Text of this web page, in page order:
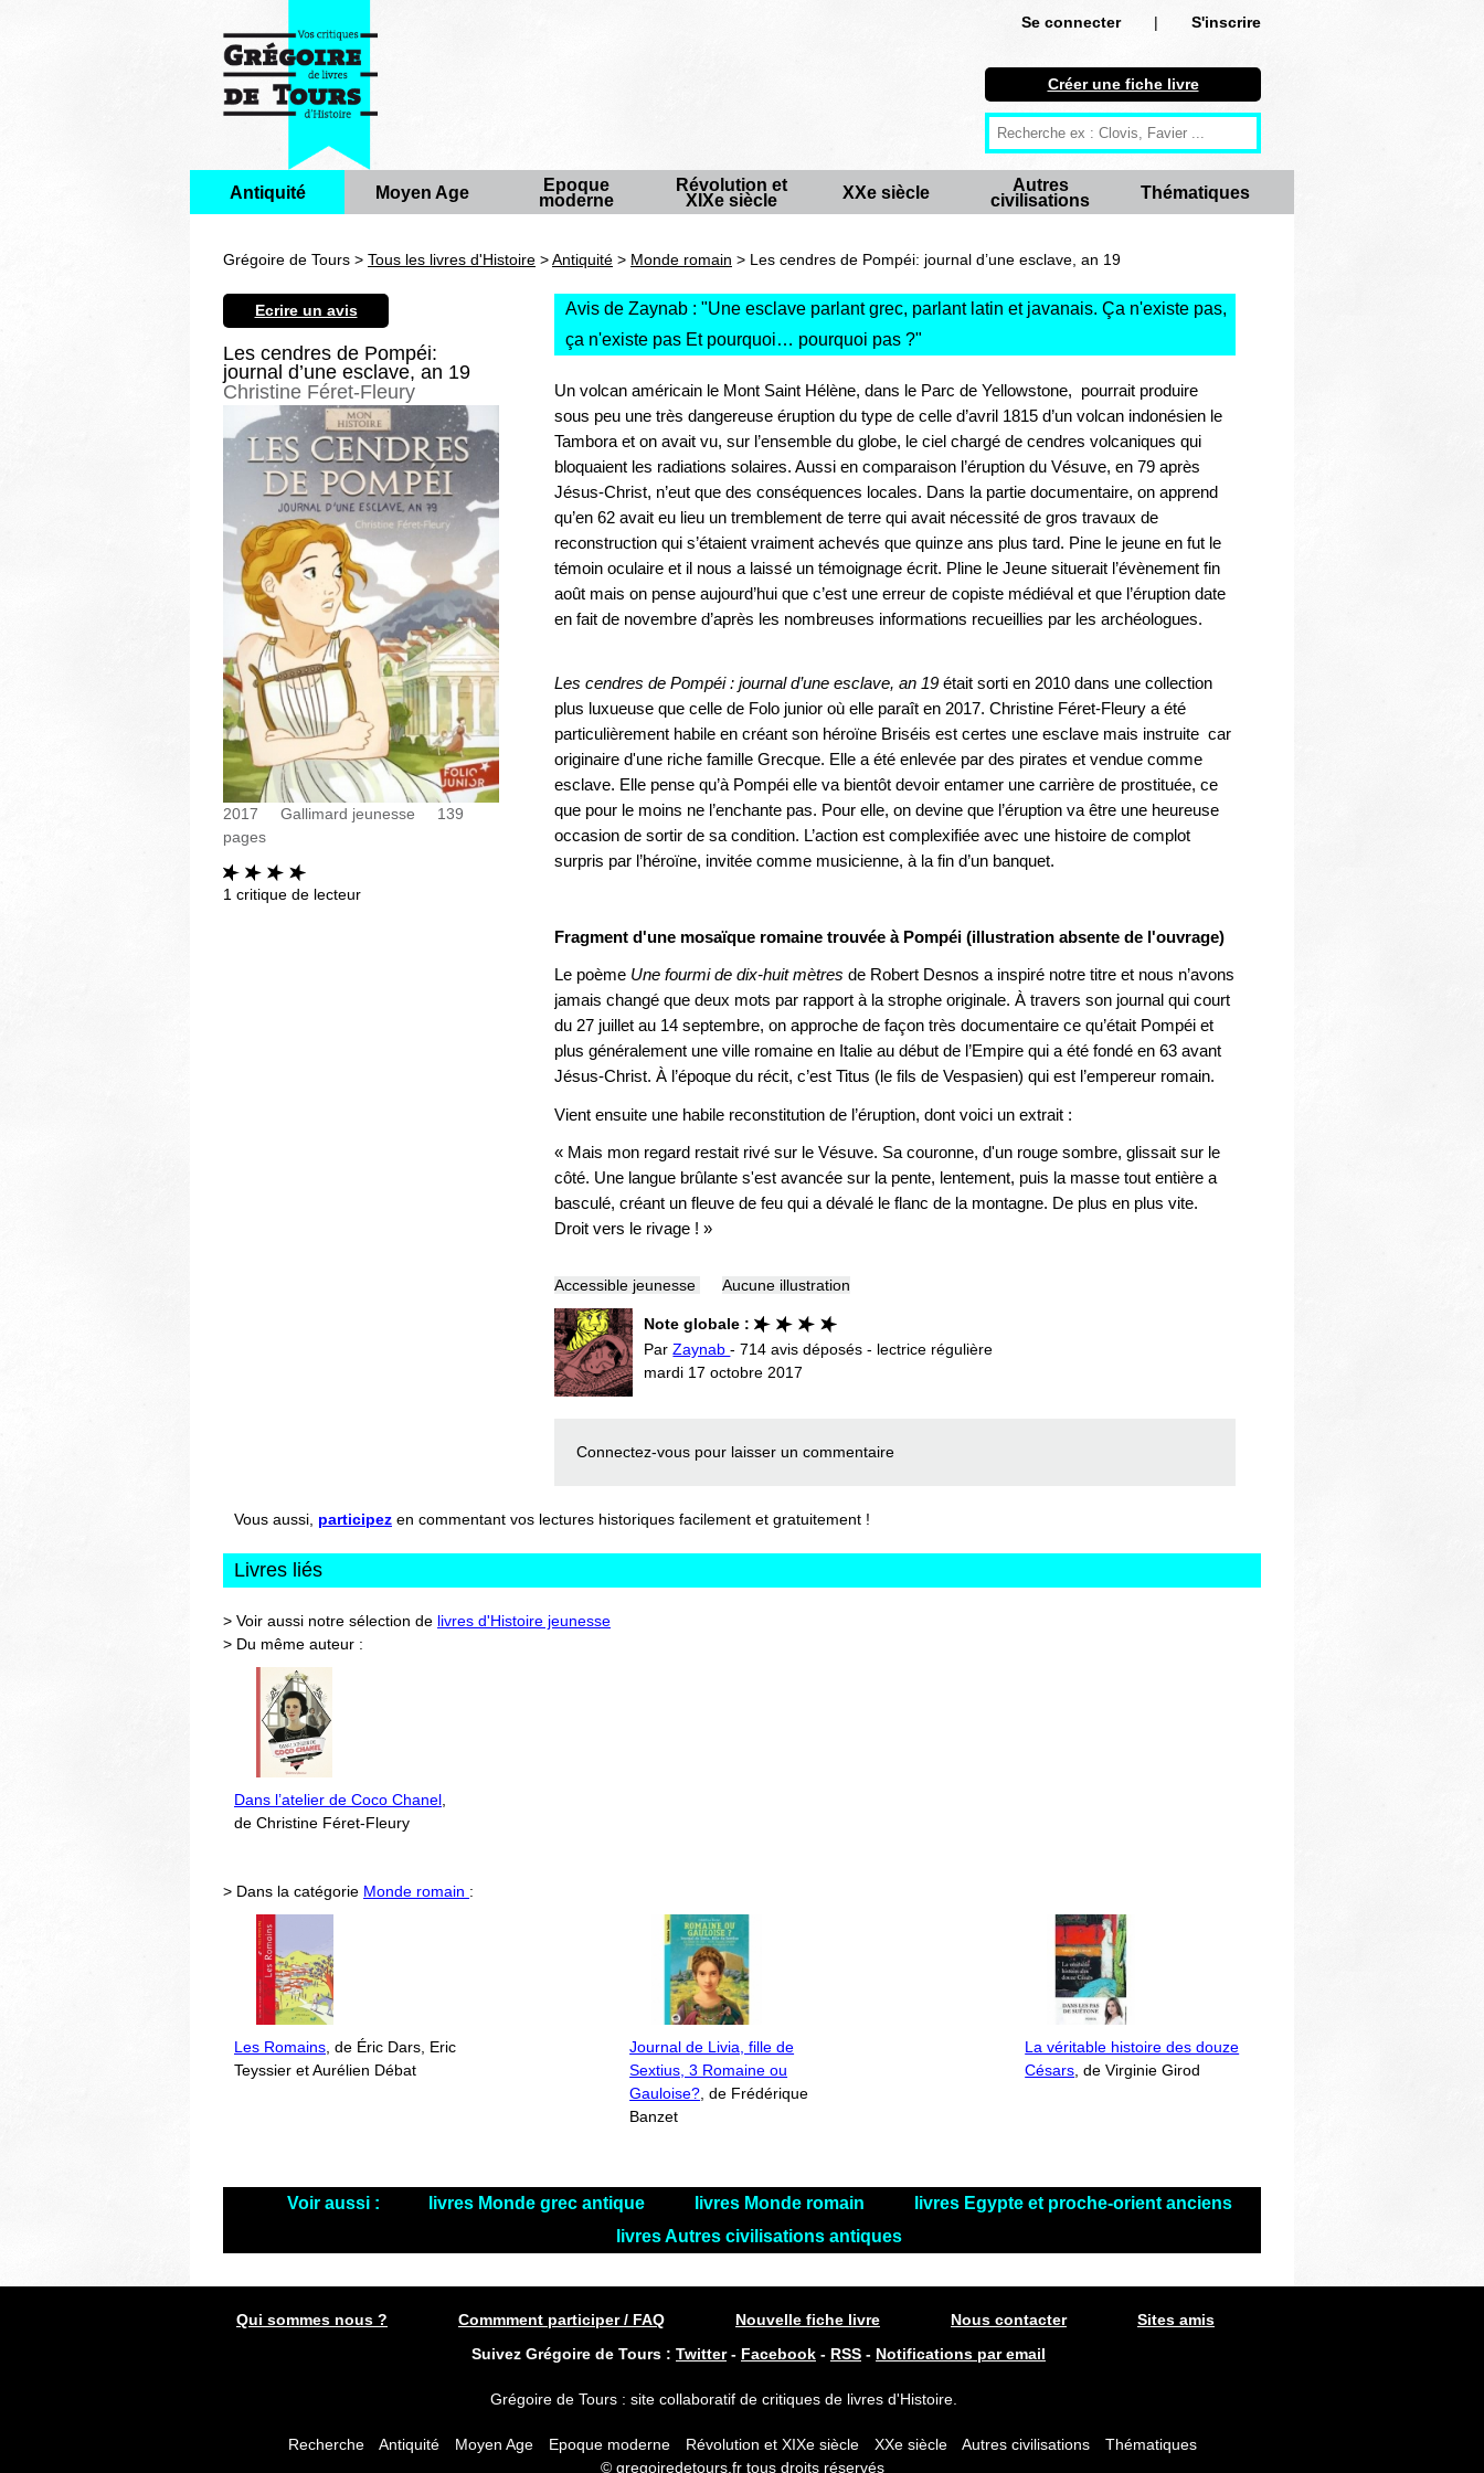
Se connecter |
S'inscrire
S'inscrire
Créer une fiche livre
Antiquité
Moyen Age
Epoque moderne
XXe siècle
Autres civilisations
Thématiques
Créer une fiche livre
Antiquité Moyen Age
Epoque
moderne
Révolution et
XIXe siècle
XXe siècle
Autres
civilisations
Thématiques
Grégoire de Tours > Tous les livres d'Histoire >Antiquité > Monde romain > Les cendres de Pompéi: journal d’une esclave, an 19
Ecrire un avis
Les cendres de Pompéi:
journal d’une esclave, an 19
Christine Féret-Fleury
2017 Gallimard jeunesse
139
pages
1 critique de lecteur
Avis de Zaynab : "Une esclave parlant grec, parlant latin et javanais. Ça n'existe pas,
ça n'existe pas Et pourquoi… pourquoi pas ?"
Un volcan américain le Mont Saint Hélène, dans le Parc de Yellowstone, pourrait produire
sous peu une très dangereuse éruption du type de celle d’avril 1815 d’un volcan indonésien le
Tambora et on avait vu, sur l’ensemble du globe, le ciel chargé de cendres volcaniques qui
bloquaient les radiations solaires. Aussi en comparaison l’éruption du Vésuve, en 79 après
Jésus-Christ, n’eut que des conséquences locales. Dans la partie documentaire, on apprend
qu’en 62 avait eu lieu un tremblement de terre qui avait nécessité de gros travaux de
reconstruction qui s’étaient vraiment achevés que quinze ans plus tard. Pine le jeune en fut le
témoin oculaire et il nous a laissé un témoignage écrit. Pline le Jeune situerait l’évènement fin
août mais on pense aujourd’hui que c’est une erreur de copiste médiéval et que l’éruption date
en fait de novembre d’après les nombreuses informations recueillies par les archéologues.
Les cendres de Pompéi : journal d’une esclave, an 19 était sorti en 2010 dans une collection
plus luxueuse que celle de Folo junior où elle paraît en 2017. Christine Féret-Fleury a été
particulièrement habile en créant son héroïne Briséis est certes une esclave mais instruite car
originaire d'une riche famille Grecque. Elle a été enlevée par des pirates et vendue comme
esclave. Elle pense qu’à Pompéi elle va bientôt devoir entamer une carrière de prostituée, ce
que pour le moins ne l’enchante pas. Pour elle, on devine que l’éruption va être une heureuse
occasion de sortir de sa condition. L’action est complexifiée avec une histoire de complot
surpris par l’héroïne, invitée comme musicienne, à la fin d’un banquet.
Fragment d'une mosaïque romaine trouvée à Pompéi (illustration absente de l'ouvrage)
Le poème Une fourmi de dix-huit mètres de Robert Desnos a inspiré notre titre et nous n’avons
jamais changé que deux mots par rapport à la strophe originale. À travers son journal qui court
du 27 juillet au 14 septembre, on approche de façon très documentaire ce qu’était Pompéi et
plus généralement une ville romaine en Italie au début de l’Empire qui a été fondé en 63 avant
Jésus-Christ. À l’époque du récit, c’est Titus (le fils de Vespasien) qui est l’empereur romain.
Vient ensuite une habile reconstitution de l’éruption, dont voici un extrait :
« Mais mon regard restait rivé sur le Vésuve. Sa couronne, d'un rouge sombre, glissait sur le
côté. Une langue brûlante s'est avancée sur la pente, lentement, puis la masse tout entière a
basculé, créant un fleuve de feu qui a dévalé le flanc de la montagne. De plus en plus vite.
Droit vers le rivage ! »
Accessible jeunesse Aucune illustration
Note globale :
ParZaynab- 714 avis déposés - lectrice régulière
mardi 17 octobre 2017
Connectez-vous pour laisser un commentaire
Vous aussi, participez en commentant vos lectures historiques facilement et gratuitement !
Livres liés
> Voir aussi notre sélection de livres d'Histoire jeunesse
> Du même auteur :
Dans l’atelier de Coco Chanel,
de Christine Féret-Fleury
> Dans la catégorie Monde romain :
Les Romains, de Éric Dars, Eric
Teyssier et Aurélien Débat
Journal de Livia, fille de
Sextius, 3 Romaine ou
Gauloise?, de Frédérique
Banzet
La véritable histoire des douze
Césars, de Virginie Girod
Voir aussi : livres Monde grec antique livres Monde romain
livres Egypte et proche-orient anciens
livres Autres civilisations antiques
Qui sommes nous ? Commment participer / FAQ Nouvelle fiche livre Nous contacter
Sites amis
Suivez Grégoire de Tours : Twitter- Facebook - RSS - Notifications par email
Grégoire de Tours : site collaboratif de critiques de livres d'Histoire.
Recherche Antiquité Moyen Age Epoque moderne Révolution et XIXe siècle XXe siècle Autres civilisations
Thématiques
© gregoiredetours.fr tous droits réservés